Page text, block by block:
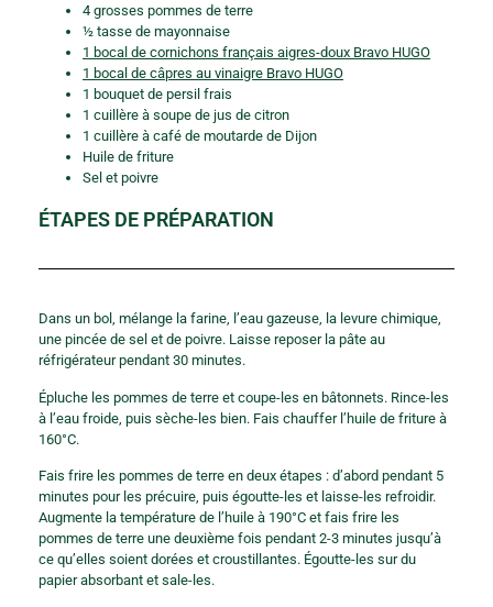
4 grosses pommes de terre
½ tasse de mayonnaise
1 bocal de cornichons français aigres-doux Bravo HUGO
1 bocal de câpres au vinaigre Bravo HUGO
1 bouquet de persil frais
1 cuillère à soupe de jus de citron
1 cuillère à café de moutarde de Dijon
Huile de friture
Sel et poivre
ÉTAPES DE PRÉPARATION
Dans un bol, mélange la farine, l’eau gazeuse, la levure chimique,
une pincée de sel et de poivre. Laisse reposer la pâte au
réfrigérateur pendant 30 minutes.
Épluche les pommes de terre et coupe-les en bâtonnets. Rince-les
à l’eau froide, puis sèche-les bien. Fais chauffer l’huile de friture à
160°C.
Fais frire les pommes de terre en deux étapes : d’abord pendant 5
minutes pour les précuire, puis égoutte-les et laisse-les refroidir.
Augmente la température de l’huile à 190°C et fais frire les
pommes de terre une deuxième fois pendant 2-3 minutes jusqu’à
ce qu’elles soient dorées et croustillantes. Égoutte-les sur du
papier absorbant et sale-les.